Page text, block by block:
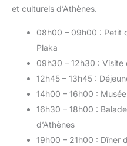
et culturels d’Athènes.
08h00 – 09h00 : Petit
Plaka
09h30 – 12h30 : Visite
12h45 – 13h45 :
14h00 – 16h00 :
16h30 – 18h00 :
d’Athènes
19h00 – 21h00 : Dîner